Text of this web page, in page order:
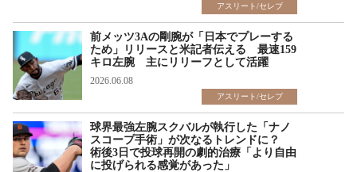
アスリート/セレブ
前メッツ3Aの剛腕が「日本でプレーする
ため」リリースと米記者伝える 最速159
キロ左腕 主にリリーフとして活躍
2026.06.08
アスリート/セレブ
球界最強左腕スクバルが執行した「ナノ
スコープ手術」が次なるトレンドに？
術後3日で投球再開の劇的治療「より自由
に投げられる感覚があった」